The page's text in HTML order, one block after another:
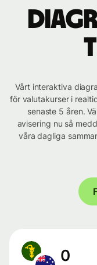
Vårt interaktiva
för valutakurser i
senaste 5 åren.
avisering nu så
våra dagliga
0